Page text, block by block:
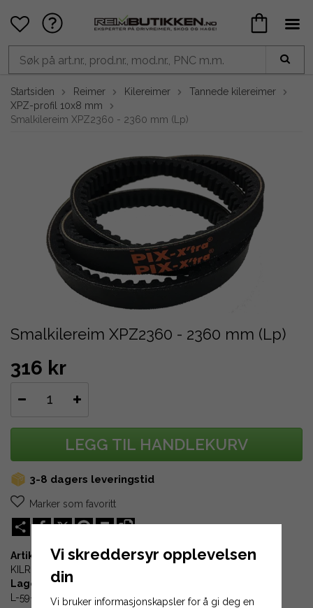
Startsiden Reimer Kilereimer
Tannede kilereimer
XPZ-profil 10x8 mm
Smalkilereim XPZ2360 - 2360 mm (Lp)
Smalkilereim XPZ2360 - 2360 mm (Lp)
316 kr
LEGG TIL HANDLEKURV
3-8 dagers leveringstid
Marker som favoritt
Share
X Pinterest
Print
Artikkel-ID:
KILREM-XPZ2360
Lagerplass:
L-59-01
Vi skreddersyr opplevelsen
din
Vi bruker informasjonskapsler for å gi deg en